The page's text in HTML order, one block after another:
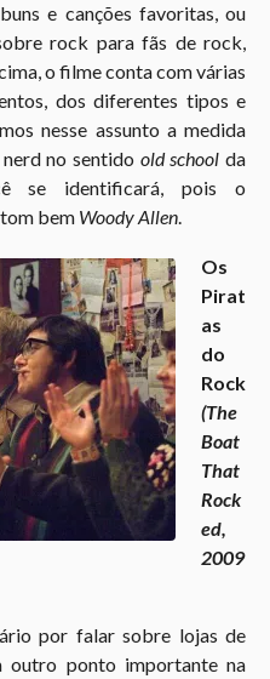
e canções favoritas, ou
rock para fãs de rock,
o filme conta com várias
dos diferentes tipos e
nesse assunto a medida
no sentido old school da
se identificará, pois o
bem Woody Allen.
Os
Pirat
as
do
Rock
(The
Boat
That
Rock
ed,
2009
por falar sobre lojas de
outro ponto importante na